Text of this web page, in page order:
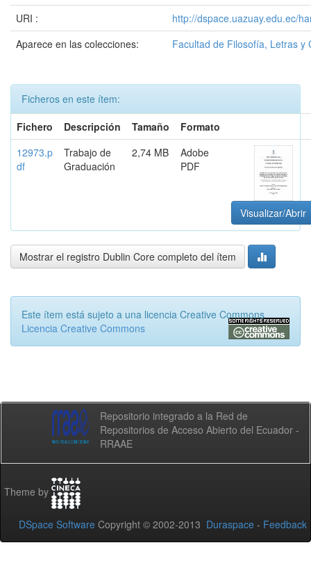
URI :
http://dspace.uazuay.edu.ec/
Aparece en las colecciones:
Facultad de Filosofía, Letras y
Ficheros en este ítem:
Fichero
Descripción Tamaño
Formato
12973.p
df
Trabajo de
Graduación
2,74 MB
Adobe
PDF
Visualizar/Abrir
Mostrar el registro Dublin Core completo del ítem
Este ítem está sujeto a una licencia Creative Commons
Licencia Creative Commons
Repositorio integrado a la Red de
Repositorios de Acceso Abierto del Ecuador -
RRAAE
Theme by
DSpace Software Copyright © 2002-2013 Duraspace - Feedback